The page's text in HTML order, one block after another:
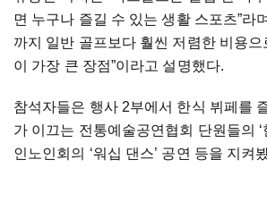
면 누구나 즐길 수 있는 생활 스포츠”라며
까지
일반 골프보다 훨씬 저렴한 비용으
이
가장 큰 장점”이라고 설명했다.
참석자들은 행사2부에서 한식 뷔페를
가 이끄는 전통예술공연협회 단원들의 ‘
인노인회의 ‘워십 댄스’ 공연 등을 지켜